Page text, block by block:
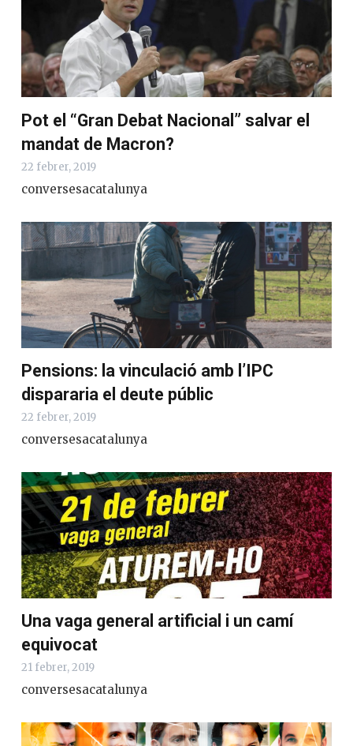
Pot el “Gran Debat Nacional” salvar el
mandat de Macron?
22 febrer, 2019
conversesacatalunya
Pensions: la vinculació amb l’IPC
dispararia el deute públic
22 febrer, 2019
conversesacatalunya
Una vaga general artificial i un camí
equivocat
21 febrer, 2019
conversesacatalunya